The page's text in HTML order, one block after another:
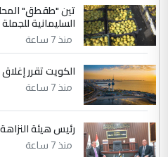
وثروات البلد يعتمد على
الموضوع :
بين الإهمال
الرافدين تعاني الجفاف
تين "طقطق"
السليمانية للجملة
منذ 7 ساعة
الكويت تقرر
منذ 7 ساعة
رئيس هيئة
منذ 7 ساعة